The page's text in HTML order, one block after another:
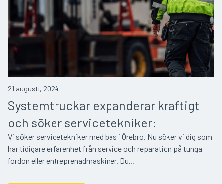
21 augusti, 2024
Systemtruckar expanderar kraftigt
och söker servicetekniker:
Vi söker servicetekniker med bas i Örebro. Nu söker vi dig som
har tidigare erfarenhet från service och reparation på tunga
fordon eller entreprenadmaskiner. Du…